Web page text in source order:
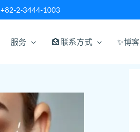
2-3444-1003
服务 🏥 联系方式 ✨博客